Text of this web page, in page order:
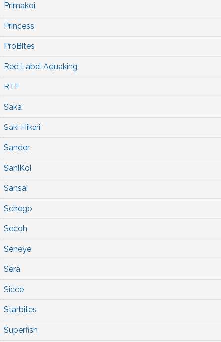
Primakoi
Princess
ProBites
Red Label Aquaking
RTF
Saka
Saki Hikari
Sander
SaniKoi
Sansai
Schego
Secoh
Seneye
Sera
Sicce
Starbites
Superfish